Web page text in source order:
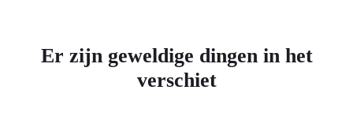
Er zijn geweldige dingen in het
verschiet